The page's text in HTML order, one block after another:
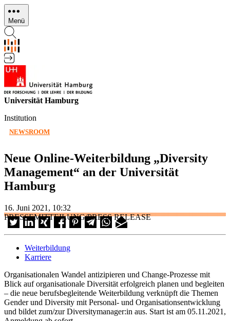
Direkt
zum
Inhalt
Menü
Universität Hamburg
Institution
NEWSROOM
Neue Online-Weiterbildung „Diversity
Management“ an der Universität
Hamburg
16. Juni 2021, 10:32
PRESSEMITTEILUNG/PRESS RELEASE
Weiterbildung
Karriere
Organisationalen Wandel antizipieren und Change-Prozesse mit
Blick auf organisationale Diversität erfolgreich planen und begleiten
– die neue berufsbegleitende Weiterbildung verknüpft die Themen
Gender und Diversity mit Personal- und Organisationsentwicklung
und bildet zum/zur Diversitymanager:in aus. Start ist am 05.11.2021,